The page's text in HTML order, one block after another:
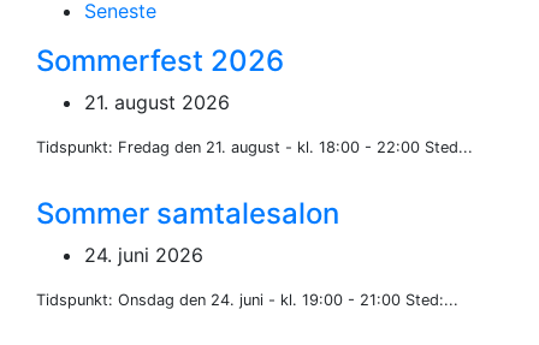
Seneste
Sommerfest 2026
21. august 2026
Tidspunkt: Fredag den 21. august - kl. 18:00 - 22:00 Sted...
Sommer samtalesalon
24. juni 2026
Tidspunkt: Onsdag den 24. juni - kl. 19:00 - 21:00 Sted:...